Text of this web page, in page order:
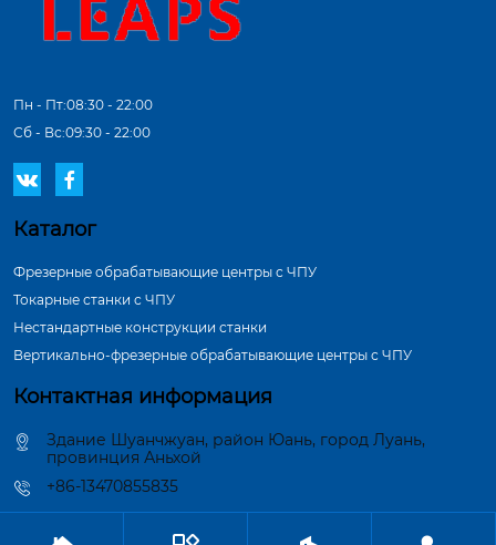
Пн - Пт:08:30 - 22:00
Сб - Вс:09:30 - 22:00
 
Каталог
Фрезерные обрабатывающие центры с ЧПУ
Токарные станки с ЧПУ
Нестандартные конструкции станки
Вертикально-фрезерные обрабатывающие центры с ЧПУ
Контактная информация
Здание Шуанчжуан, район Юань, город Луань,
провинция Аньхой
+86-13470855835